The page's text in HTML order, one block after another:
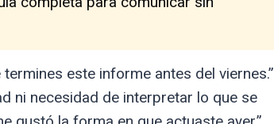
este informe antes del viernes.”
ni necesidad de interpretar lo que se